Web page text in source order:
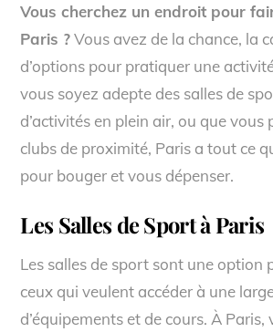
Vous cherchez un endroit pour
Paris ?Vous avez de la chance, la
d’options pour pratiquer une
vous soyez adepte des salles de
d’activités en plein air, ou que vous
clubs de proximité, Paris a tout ce
pour bouger et vous dépenser.
Les Salles de Sport à Paris
Les salles de sport sont une option
ceux qui veulent accéder à une
d’équipements et de cours. À